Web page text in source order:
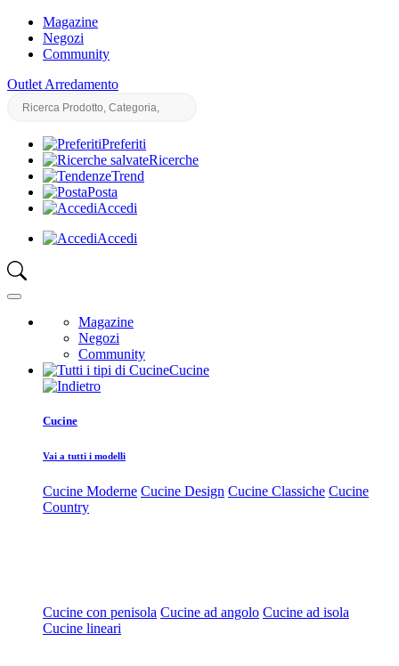
Magazine
Negozi
Community
Outlet Arredamento
Preferiti
Ricerche
Trend
Posta
Accedi
Accedi
Magazine
Negozi
Community
Cucine
Cucine
Vai a tutti i modelli
Cucine Moderne Cucine Design Cucine Classiche Cucine
Country
Cucine con penisola Cucine ad angolo Cucine ad isola
Cucine lineari